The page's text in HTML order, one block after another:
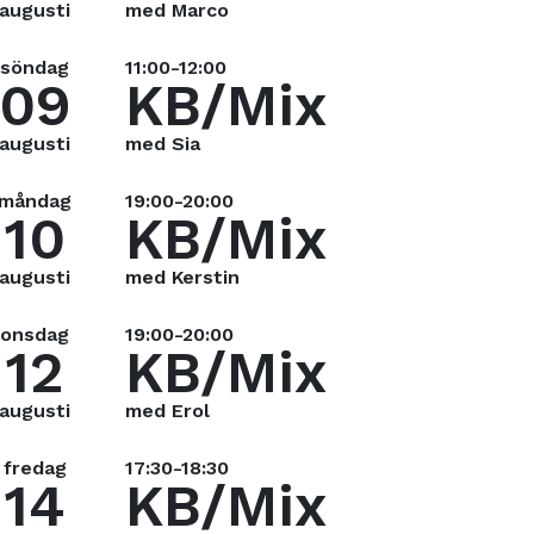
augusti med Marco
söndag
augusti
11:00-12:00
KB/Mix
med Sia
10
augusti
19:00-20:00
KB/Mix
med Kerstin
onsdag
12
augusti
19:00-20:00
KB/Mix
med Erol
fredag
14
17:30-18:30
KB/Mix